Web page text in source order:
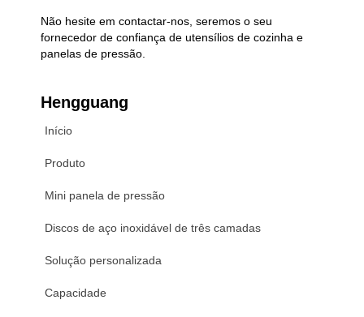
Não hesite em contactar-nos, seremos o seu
fornecedor de confiança de utensílios de cozinha e
panelas de pressão.
Hengguang
Início
Produto
Mini panela de pressão
Discos de aço inoxidável de três camadas
Solução personalizada
Capacidade